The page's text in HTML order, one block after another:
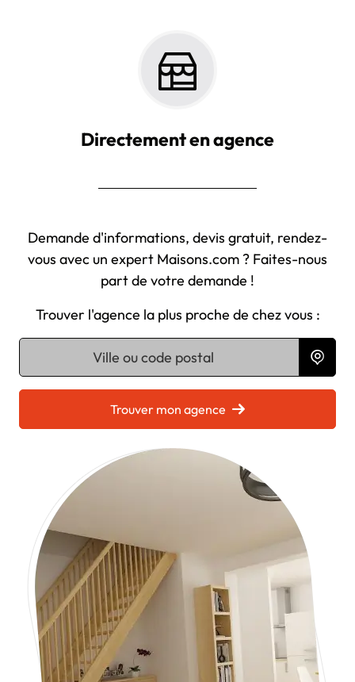
Directement en agence
Demande d'informations, devis gratuit, rendez-
vous avec un expert Maisons.com ? Faites-nous
part de votre demande !
Trouver l'agence la plus proche de chez vous :
Chargement...
Trouver mon agence